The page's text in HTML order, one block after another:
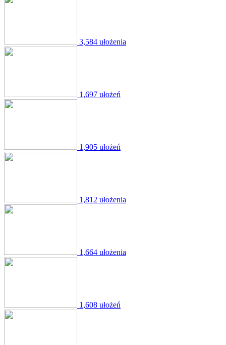
3,584 ułożenia
1,697 ułożeń
1,905 ułożeń
1,812 ułożenia
1,664 ułożenia
1,608 ułożeń